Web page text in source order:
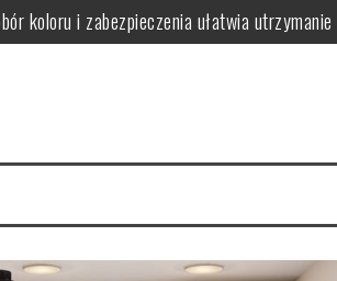
koloru i zabezpieczenia ułatwia
funkcjonalne i stylowe rozwiązania
warto postawić na spójność i wygodę
funkcjonalną i bezpieczną przestrzeń dla